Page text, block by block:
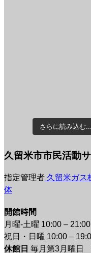
さらに読み込む...
久留米市市民活動
指定管理者 久留米ガス
体
開館時間
月曜-土曜 10:00 – 21:00
祝日・日曜 10:00 –
休館日 毎月第3月曜日